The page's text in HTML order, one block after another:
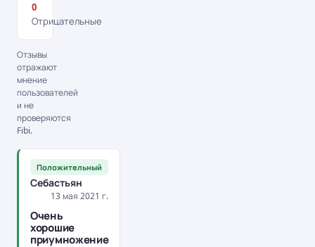
0
Отрицательные
Отзывы
отражают
мнение
пользователей
и не
проверяются
Fibi.
Положительный
Себастьян
13 мая 2021 г.
Очень
хорошие
приумножение